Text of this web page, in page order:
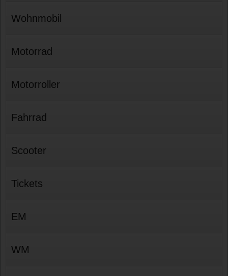
Wohnmobil
Motorrad
Motorroller
Fahrrad
Scooter
Tickets
EM
WM